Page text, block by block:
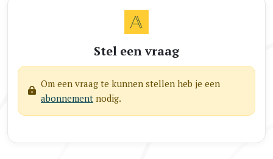
Stel een vraag
Om een vraag te kunnen stellen heb je een
abonnement nodig.